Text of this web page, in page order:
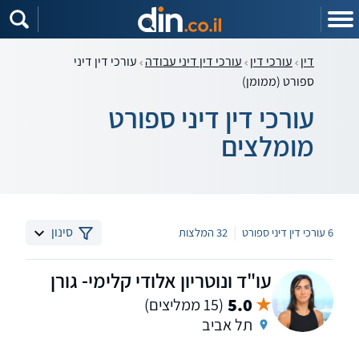
דין עורכי דין עורכי דין דיני עבודה עורכי דין דיני
ספורט (ממומן)
עורכי דין דיני ספורט
מומלצים
6 עורכי דין דיני ספורט 32 המלצות סינון
עו"ד ונוטריון אלודי קלימי- גורן
5.0 (15 ממליצים)
תל אביב